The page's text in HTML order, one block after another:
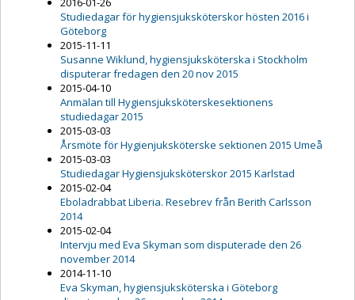
Studiedagar för hygiensjuksköterskor hösten 2016 i
Göteborg
2015-11-11
Susanne Wiklund, hygiensjuksköterska i Stockholm
disputerar fredagen den 20 nov 2015
2015-04-10
Anmälan till Hygiensjuksköterskesektionens
studiedagar 2015
2015-03-03
Årsmöte för Hygienjuksköterske sektionen 2015 Umeå
2015-03-03
Studiedagar Hygiensjuksköterskor 2015 Karlstad
2015-02-04
Eboladrabbat Liberia. Resebrev från Berith Carlsson
2014
2015-02-04
Intervju med Eva Skyman som disputerade den 26
november 2014
2014-11-10
Eva Skyman, hygiensjuksköterska i Göteborg